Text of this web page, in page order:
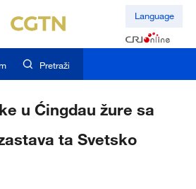
Language
Pretraži
u Ćingdau žure sa
ta Svetsko